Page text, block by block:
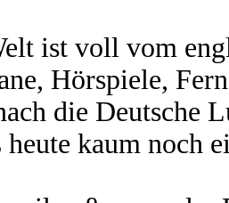
ist voll vom
Hörspiele,
die Deutsche
kaum noch